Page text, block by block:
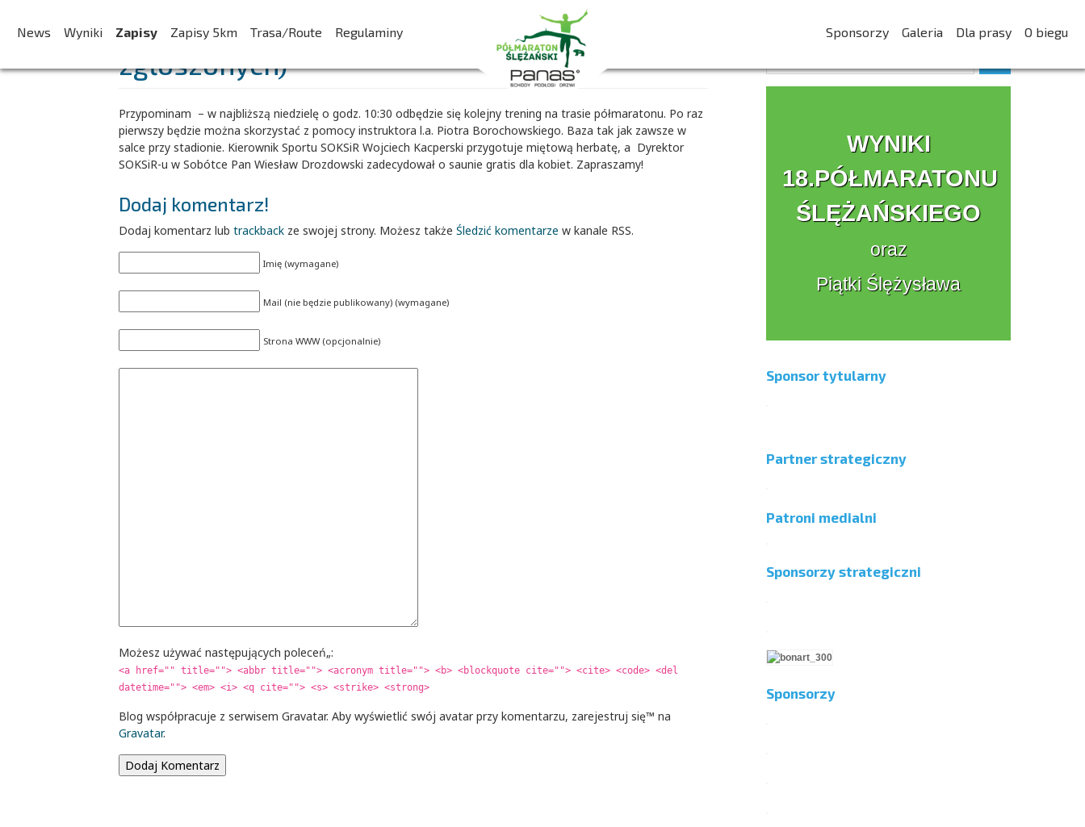
News Wyniki Zapisy Zapisy 5km Trasa/Route Regulaminy Sponsorzy Galeria Dla prasy
O biegu
ZAPISZ SIĘ
Kolejny trening z sauną dla kobiet gratis. (539
zgłoszonych)
Przypominam – w najbliższą niedzielę o godz. 10:30 odbędzie się kolejny trening na trasie półmaratonu. Po raz
pierwszy będzie można skorzystać z pomocy instruktora l.a. Piotra Borochowskiego. Baza tak jak zawsze w
salce przy stadionie. Kierownik Sportu SOKSiR Wojciech Kacperski przygotuje miętową herbatę, a Dyrektor
SOKSiR-u w Sobótce Pan Wiesław Drozdowski zadecydował o saunie gratis dla kobiet. Zapraszamy!
Dodaj komentarz!
Dodaj komentarz lub trackback ze swojej strony. Możesz także Śledzić komentarze w kanale RSS.
Imię (wymagane)
Mail (nie będzie publikowany) (wymagane)
Strona WWW (opcjonalnie)
Możesz używać następujących poleceń„:
<a href="" title=""> <abbr title=""> <acronym title=""> <b> <blockquote cite=""> <cite> <code> <del
datetime=""> <em> <i> <q cite=""> <s> <strike> <strong>
Blog współpracuje z serwisem Gravatar. Aby wyświetlić swój avatar przy komentarzu, zarejestruj się™ na
Gravatar.
WYNIKI
18.PÓŁMARATONU
ŚLĘŻAŃSKIEGO
oraz
Piątki Ślężysława
Sponsor tytularny
Partner strategiczny
Patroni medialni
Sponsorzy strategiczni
Sponsorzy